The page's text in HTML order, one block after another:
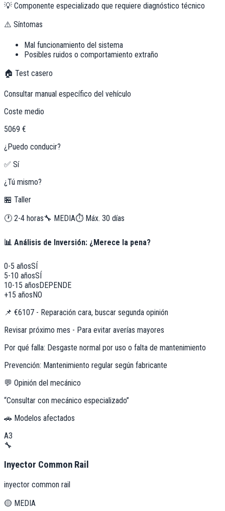
💡 Componente especializado que requiere diagnóstico técnico
⚠️ Síntomas
Mal funcionamiento del sistema
Posibles ruidos o comportamiento extraño
🏠 Test casero
Consultar manual específico del vehículo
Coste medio
5069 €
¿Puedo conducir?
✅ Sí
¿Tú mismo?
🏪 Taller
🕐 2-4 horas🔧 MEDIA⏱️ Máx. 30 días
📊 Análisis de Inversión: ¿Merece la pena?
0-5 añosSÍ
5-10 añosSÍ
10-15 añosDEPENDE
+15 añosNO
📌 €6107 - Reparación cara, buscar segunda opinión
Revisar próximo mes - Para evitar averías mayores
Por qué falla: Desgaste normal por uso o falta de mantenimiento
Prevención: Mantenimiento regular según fabricante
💬 Opinión del mecánico
“Consultar con mecánico especializado”
🚗 Modelos afectados
A3
🔧
Inyector Common Rail
inyector common rail
🟡 MEDIA